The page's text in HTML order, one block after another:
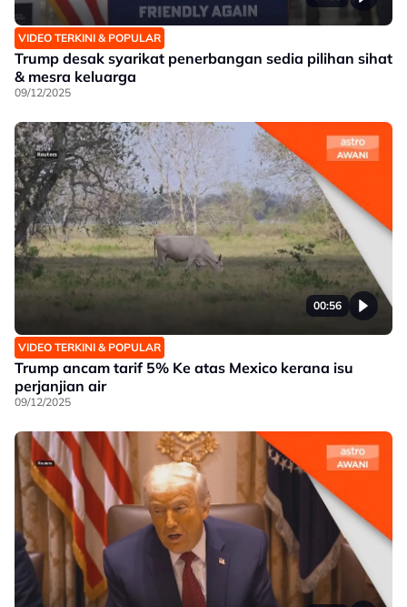
VIDEO TERKINI & POPULAR
Trump desak syarikat penerbangan sedia pilihan sihat
& mesra keluarga
09/12/2025
00:56
VIDEO TERKINI & POPULAR
Trump ancam tarif 5% Ke atas Mexico kerana isu
perjanjian air
09/12/2025